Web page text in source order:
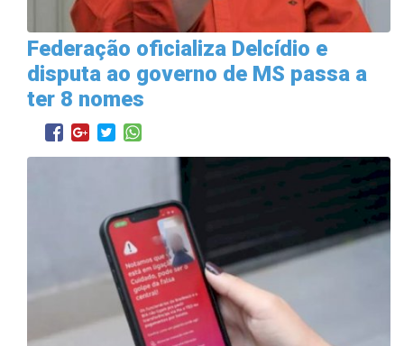
Federação oficializa Delcídio e
disputa ao governo de MS passa a
ter 8 nomes